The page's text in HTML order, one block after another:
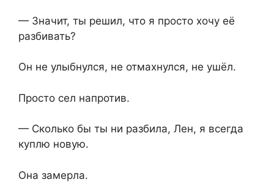
— Значит, ты решил, что я просто хочу её
разбивать?
Он не улыбнулся, не отмахнулся, не ушёл.
Просто сел напротив.
— Сколько бы ты ни разбила, Лен, я всегда
куплю новую.
Она замерла.